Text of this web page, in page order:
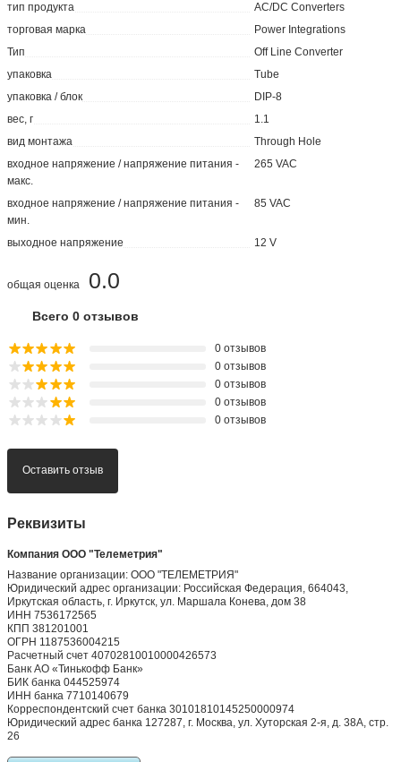
тип продукта
AC/DC Converters
торговая марка
Power Integrations
Тип
Off Line Converter
упаковка
Tube
упаковка / блок
DIP-8
вес, г
1.1
вид монтажа
Through Hole
входное напряжение / напряжение питания -
макс.
265 VAC
входное напряжение / напряжение питания -
мин.
85 VAC
выходное напряжение 12 V
0.0
общая оценка
Всего 0 отзывов
0 отзывов
0 отзывов
0 отзывов
0 отзывов
0 отзывов
Оставить отзыв
Реквизиты
Компания ООО "Телеметрия"
Название организации: ООО "ТЕЛЕМЕТРИЯ"
Юридический адрес организации: Российская Федерация, 664043,
Иркутская область, г. Иркутск, ул. Маршала Конева, дом 38
ИНН 7536172565
КПП 381201001
ОГРН 1187536004215
Расчетный счет 40702810010000426573
Банк АО «Тинькофф Банк»
БИК банка 044525974
ИНН банка 7710140679
Корреспондентский счет банка 30101810145250000974
Юридический адрес банка 127287, г. Москва, ул. Хуторская 2-я, д. 38А, стр.
26